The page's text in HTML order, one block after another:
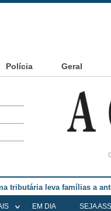
Polícia Geral
Elena Menoia Cesarin
EM DIA SEJA